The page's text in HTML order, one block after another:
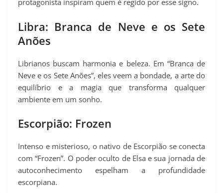
protagonista inspiram quem é regido por esse signo.
Libra: Branca de Neve e os Sete
Anões
Librianos buscam harmonia e beleza. Em “Branca de
Neve e os Sete Anões”, eles veem a bondade, a arte do
equilíbrio e a magia que transforma qualquer
ambiente em um sonho.
Escorpião: Frozen
Intenso e misterioso, o nativo de Escorpião se conecta
com “Frozen”. O poder oculto de Elsa e sua jornada de
autoconhecimento espelham a profundidade
escorpiana.